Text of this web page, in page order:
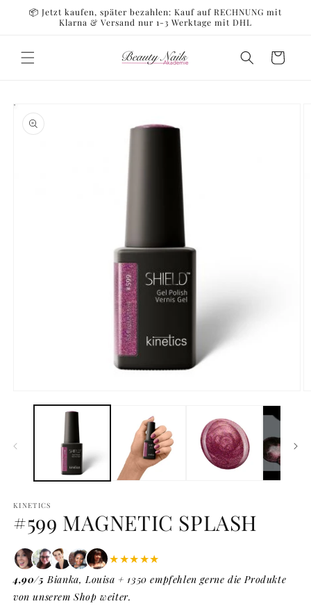
zum
📦 Jetzt kaufen, später bezahlen: Kauf auf RECHNUNG mit
Klarna & Versand nur 1-3 Werktage mit DHL
Warenkorb
KINETICS
#599 MAGNETIC SPLASH
★★★★★
4,90/5 Bianka, Louisa + 1350 empfehlen gerne die Produkte
von unserem Shop weiter.